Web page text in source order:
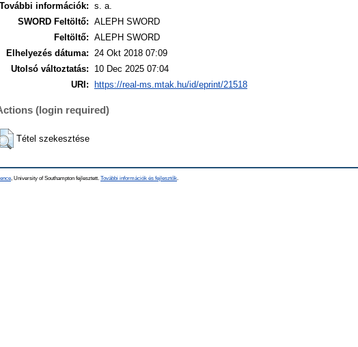
További információk: s. a.
SWORD Feltöltő: ALEPH SWORD
Feltöltő: ALEPH SWORD
Elhelyezés dátuma: 24 Okt 2018 07:09
Utolsó változtatás:
10 Dec 2025 07:04
URI:
https://real-ms.mtak.hu/id/eprint/21518
(login required)
Tétel szekesztése
, University of Southampton fejlesztett. További információk és fejlesztők